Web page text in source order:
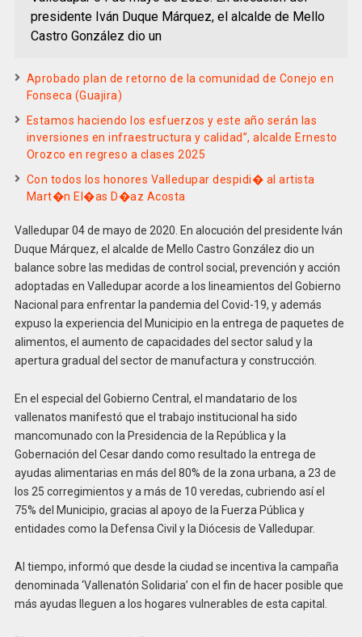
presidente Iván Duque Márquez, el alcalde de Mello
Castro González dio un
Aprobado plan de retorno de la comunidad de Conejo en
Fonseca (Guajira)
Estamos haciendo los esfuerzos y este año serán las
inversiones en infraestructura y calidad”, alcalde Ernesto
Orozco en regreso a clases 2025
Con todos los honores Valledupar despidi� al artista
Mart�n El�as D�az Acosta
Valledupar 04 de mayo de 2020. En alocución del presidente Iván
Duque Márquez, el alcalde de Mello Castro González dio un
balance sobre las medidas de control social, prevención y acción
adoptadas en Valledupar acorde a los lineamientos del Gobierno
Nacional para enfrentar la pandemia del Covid-19, y además
expuso la experiencia del Municipio en la entrega de paquetes de
alimentos, el aumento de capacidades del sector salud y la
apertura gradual del sector de manufactura y construcción.
En el especial del Gobierno Central, el mandatario de los
vallenatos manifestó que el trabajo institucional ha sido
mancomunado con la Presidencia de la República y la
Gobernación del Cesar dando como resultado la entrega de
ayudas alimentarias en más del 80% de la zona urbana, a 23 de
los 25 corregimientos y a más de 10 veredas, cubriendo así el
75% del Municipio, gracias al apoyo de la Fuerza Pública y
entidades como la Defensa Civil y la Diócesis de Valledupar.
Al tiempo, informó que desde la ciudad se incentiva la campaña
denominada ‘Vallenatón Solidaria’ con el fin de hacer posible que
más ayudas lleguen a los hogares vulnerables de esta capital.